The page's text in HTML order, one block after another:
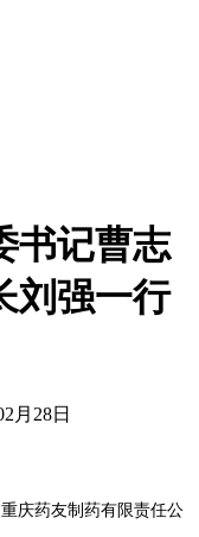
书记曹志
刘强一行
月28日
庆药友制药有限责任公